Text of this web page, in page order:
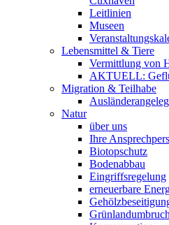
Leitlinien
Museen
Lebensmittel & Tiere
Vermittlung von
AKTUELL:
Migration & Teilhabe
Natur
über uns
Ihre
Biotopschutz
Bodenabbau
Eingriffsregelung
erneuerbare
Grünlandumbruch